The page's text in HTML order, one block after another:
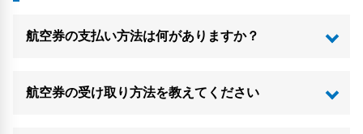
航空券の支払い方法は何がありますか？
航空券の受け取り方法を教えてください